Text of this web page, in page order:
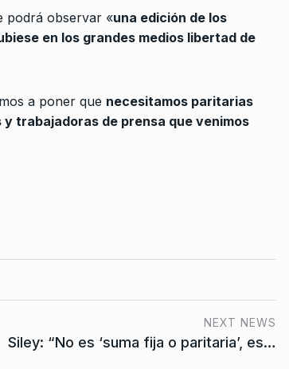
podrá observar «una edición de los
en los grandes medios libertad de
a poner que necesitamos paritarias
trabajadoras de prensa que venimos
NEXT NEWS
Siley: “No es ‘suma fija o paritaria’, es…
en
políticas…
ALERTA! 22 De Septiembre De 2022